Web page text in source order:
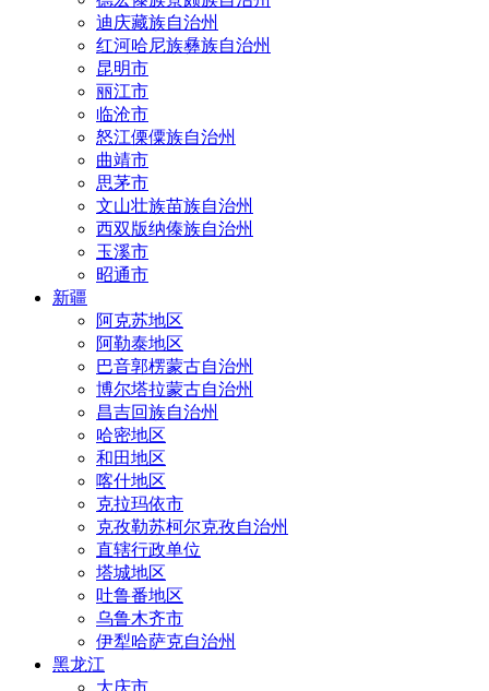
迪庆藏族自治州
红河哈尼族彝族自治州
昆明市
丽江市
临沧市
怒江傈僳族自治州
曲靖市
思茅市
文山壮族苗族自治州
西双版纳傣族自治州
玉溪市
昭通市
新疆
阿克苏地区
阿勒泰地区
巴音郭楞蒙古自治州
博尔塔拉蒙古自治州
昌吉回族自治州
哈密地区
和田地区
喀什地区
克拉玛依市
克孜勒苏柯尔克孜自治州
直辖行政单位
塔城地区
吐鲁番地区
乌鲁木齐市
伊犁哈萨克自治州
黑龙江
大庆市